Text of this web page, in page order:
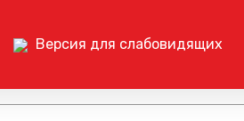
Версия для слабовидящих